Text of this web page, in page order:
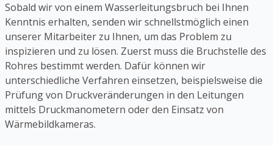
Sobald wir von einem Wasserleitungsbruch bei Ihnen
Kenntnis erhalten, senden wir schnellstmöglich einen
unserer Mitarbeiter zu Ihnen, um das Problem zu
inspizieren und zu lösen. Zuerst muss die Bruchstelle des
Rohres bestimmt werden. Dafür können wir
unterschiedliche Verfahren einsetzen, beispielsweise die
Prüfung von Druckveränderungen in den Leitungen
mittels Druckmanometern oder den Einsatz von
Wärmebildkameras.